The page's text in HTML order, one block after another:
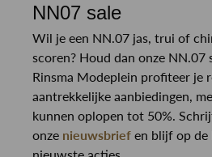
NN07 sale
Wil je een NN.07 jas, trui of
scoren? Houd dan onze NN.07
Rinsma Modeplein profiteer je
aantrekkelijke aanbiedingen,
kunnen oplopen tot 50%.
onze nieuwsbrief en blijf op de
nieuwste acties.